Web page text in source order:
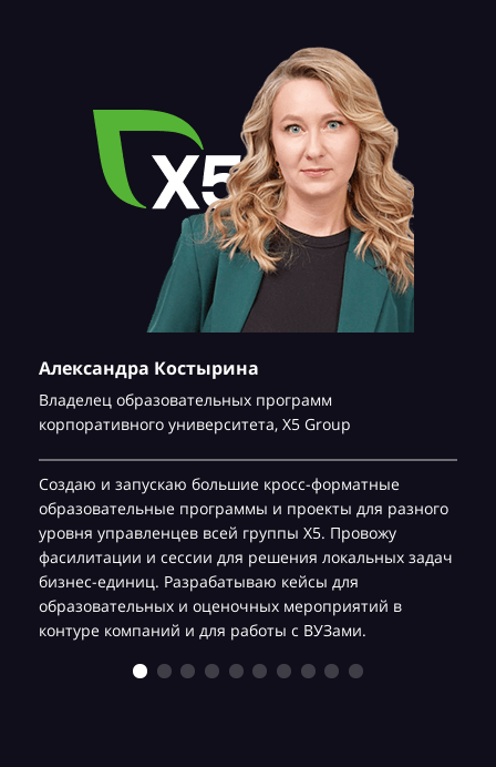
Александра Костырина
Владелец образовательных программ
корпоративного университета, Х5 Group
Создаю и запускаю большие кросс-форматные
образовательные программы и проекты для разного
уровня управленцев всей группы Х5. Провожу
фасилитации и сессии для решения локальных задач
бизнес-единиц. Разрабатываю кейсы для
образовательных и оценочных мероприятий в
контуре компаний и для работы с ВУЗами.